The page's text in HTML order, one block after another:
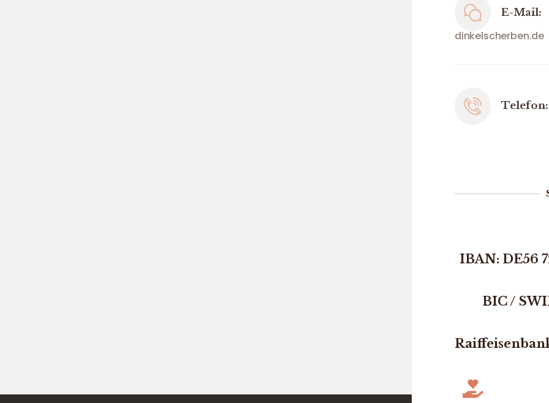
E-Mail:
dinkelscherben.de
Telefon:
IBAN: DE56
BIC /